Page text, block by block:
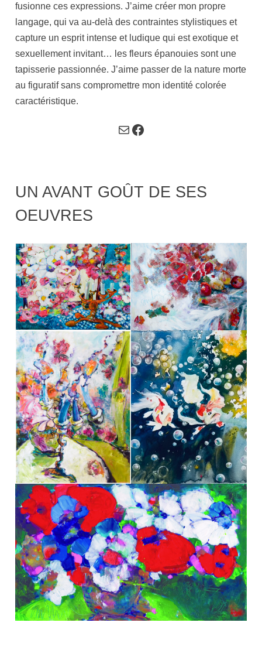
fusionne ces expressions. J’aime créer mon propre
langage, qui va au-delà des contraintes stylistiques et
capture un esprit intense et ludique qui est exotique et
sexuellement invitant… les fleurs épanouies sont une
tapisserie passionnée. J’aime passer de la nature morte
au figuratif sans compromettre mon identité colorée
caractéristique.
Courriel
Facebook
UN AVANT GOÛT DE SES
OEUVRES